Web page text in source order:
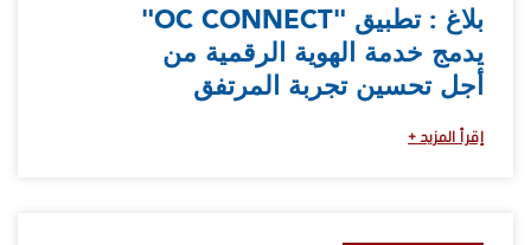
بلاغ : تطبيق "OC CONNECT"
يدمج خدمة الهوية الرقمية من
أجل تحسين تجربة المرتفق
إقرأ المزيد +